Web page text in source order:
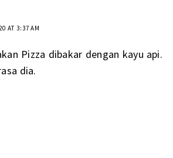
AT 3:37 AM
Pizza dibakar dengan kayu api.
dia.